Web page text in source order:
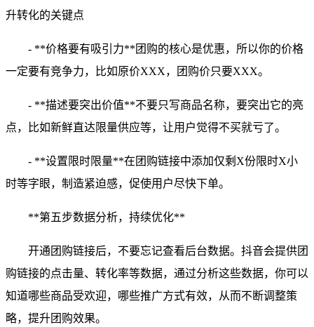
升转化的关键点
- **价格要有吸引力**团购的核心是优惠，所以你的价格
一定要有竞争力，比如原价XXX，团购价只要XXX。
- **描述要突出价值**不要只写商品名称，要突出它的亮
点，比如新鲜直达限量供应等，让用户觉得不买就亏了。
- **设置限时限量**在团购链接中添加仅剩X份限时X小
时等字眼，制造紧迫感，促使用户尽快下单。
**第五步数据分析，持续优化**
开通团购链接后，不要忘记查看后台数据。抖音会提供团
购链接的点击量、转化率等数据，通过分析这些数据，你可以
知道哪些商品受欢迎，哪些推广方式有效，从而不断调整策
略，提升团购效果。